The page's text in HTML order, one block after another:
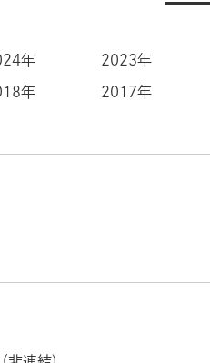
年 2023年
年 2017年